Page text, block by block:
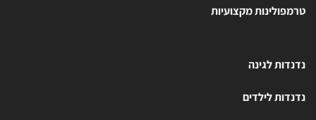
טרמפולינות מקצועיות
נדנדות לגינה
נדנדות לילדים